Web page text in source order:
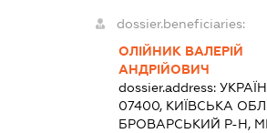
dossier.beneficiaries:
ОЛІЙНИК ВАЛЕРІЙ
АНДРІЙОВИЧ
dossier.address:
07400, КИЇВСЬКА
БРОВАРСЬКИЙ Р-Н,